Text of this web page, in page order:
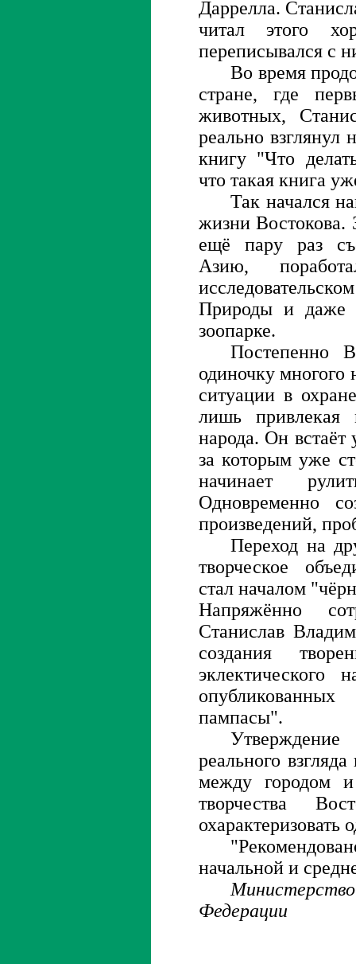
Даррелла.
читал этого
переписывался с
Во время
стране, где
животных,
реально взглянул
книгу "Что
что такая книга
Так начался
жизни Востокова.
ещё пару раз
Азию,
Природы и даже
зоопарке.
Постепенно
одиночку многого
ситуации в
лишь привлекая
народа. Он
за которым уже
начинает
Одновременно
произведений,
Переход на
творческое
стал началом
Напряжённо
Станислав
создания
эклектического
пампасы".
реального
между городом
творчества
охарактеризовать
начальной и
Федерации